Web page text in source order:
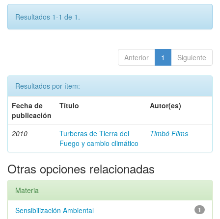
Resultados 1-1 de 1.
Anterior 1 Siguiente
Resultados por ítem:
Fecha de
publicación
Título Autor(es)
2010
Turberas de Tierra del
Fuego y cambio climático
Timbó Films
Otras opciones relacionadas
Materia
1
Sensibilización Ambiental